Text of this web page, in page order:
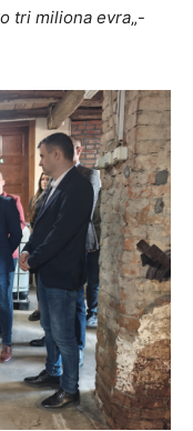
tri miliona evra„-